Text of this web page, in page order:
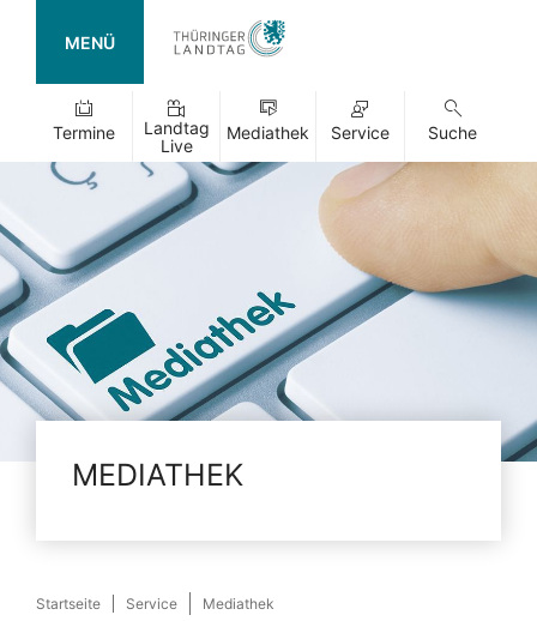
MENÜ
Termine
Landtag
Live
Mediathek Service Suche
MEDIATHEK
Startseite Service Mediathek